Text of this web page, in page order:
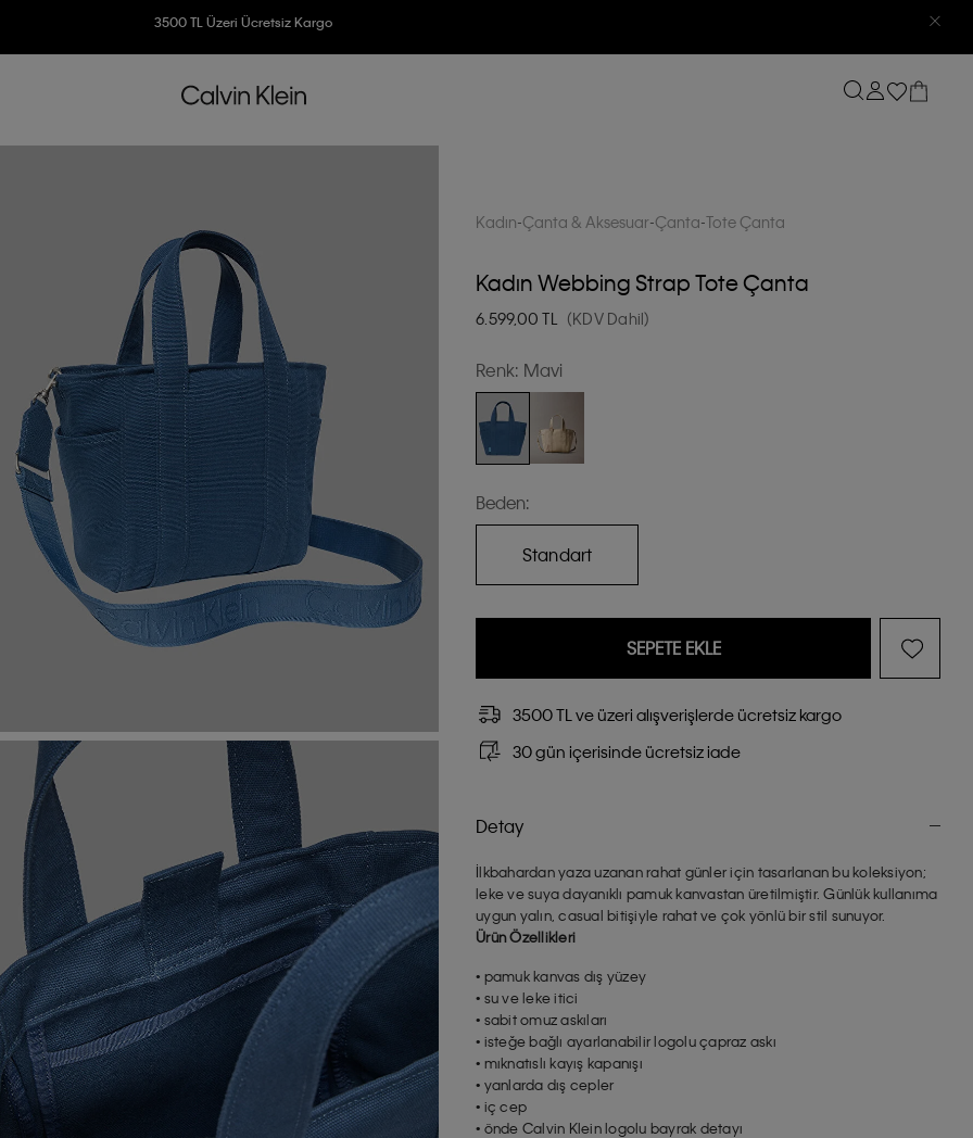
3500 TL Üzeri Ücretsiz Kargo
Kadın Çanta & Aksesuar Çanta Tote Çanta
Kadın Webbing Strap Tote Çanta
6.599,00 TL (KDV Dahil)
Renk: Mavi
Beden:
Standart
SEPETE EKLE
3500 TL ve üzeri alışverişlerde ücretsiz kargo
30 gün içerisinde ücretsiz iade
Detay
İlkbahardan yaza uzanan rahat günler için tasarlanan bu koleksiyon;
leke ve suya dayanıklı pamuk kanvastan üretilmiştir. Günlük kullanıma
uygun yalın, casual bitişiyle rahat ve çok yönlü bir stil sunuyor.
Ürün Özellikleri
• pamuk kanvas dış yüzey
• su ve leke itici
• sabit omuz askıları
• isteğe bağlı ayarlanabilir logolu çapraz askı
• mıknatıslı kayış kapanışı
• yanlarda dış cepler
• iç cep
• önde Calvin Klein logolu bayrak detayı